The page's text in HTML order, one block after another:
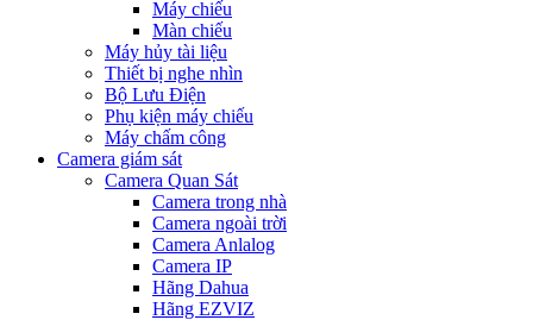
Máy chiếu
Màn chiếu
Máy hủy tài liệu
Thiết bị nghe nhìn
Bộ Lưu Điện
Phụ kiện máy chiếu
Máy chấm công
Camera giám sát
Camera Quan Sát
Camera trong nhà
Camera ngoài trời
Camera Anlalog
Camera IP
Hãng Dahua
Hãng EZVIZ